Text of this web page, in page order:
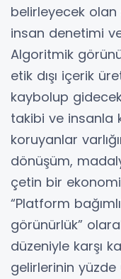
belirleyecek olan
insan denetimi
Algoritmik
etik dışı içerik
kaybolup
takibi ve insanla
koruyanlar
dönüşüm,
çetin bir
“Platform
görünürlük”
düzeniyle karşı
gelirlerinin yüzde